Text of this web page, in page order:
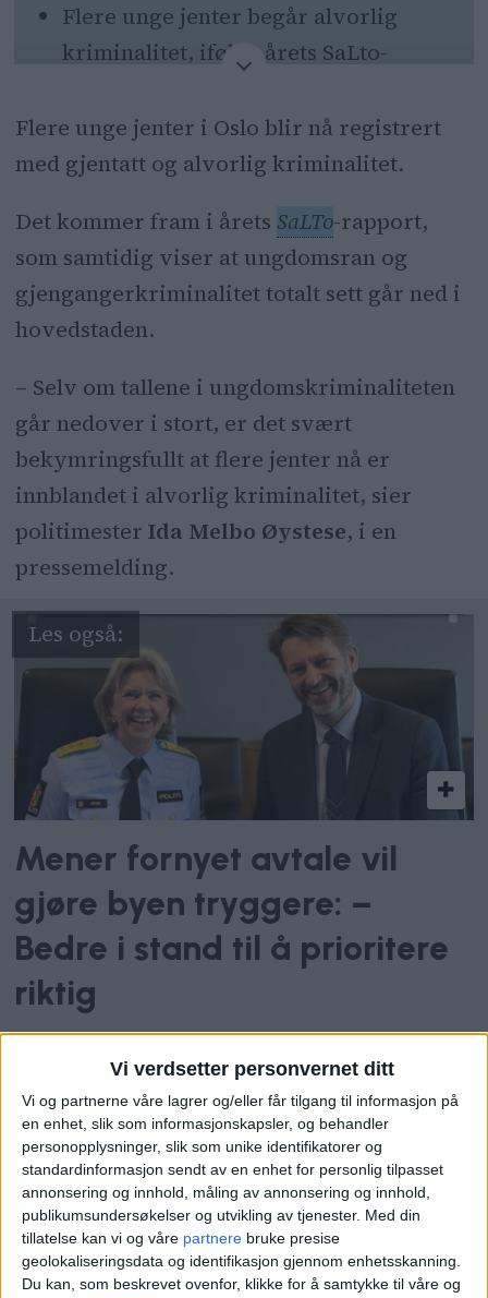
Vi verdsetter personvernet ditt
Vi og partnerne våre lagrer og/eller får tilgang til informasjon på
en enhet, slik som informasjonskapsler, og behandler
personopplysninger, slik som unike identifikatorer og
standardinformasjon sendt av en enhet for personlig tilpasset
annonsering og innhold, måling av annonsering og innhold,
publikumsundersøkelser og utvikling av tjenester. Med din
tillatelse kan vi og våre partnere bruke presise
geolokaliseringsdata og identifikasjon gjennom enhetsskanning.
Du kan, som beskrevet ovenfor, klikke for å samtykke til våre og
Flere unge jenter begår alvorlig
kriminalitet, ifølge årets SaLto-
Sosiale medier brukes til
rekruttering.
Ungdomskriminaliteten går tydelig
ned, men kriminaliteten har blitt mer
alvorlig .
Oslo kommune og Oslo politidistrikt
fortsetter med tett oppfølging av
ungdommer.
Flere unge jenter i Oslo blir nå registrert
med gjentatt og alvorlig kriminalitet.
Det kommer fram i årets SaLTo-rapport,
som samtidig viser at ungdomsran og
gjengangerkriminalitet totalt sett går ned i
hovedstaden.
– Selv om tallene i ungdomskriminaliteten
går nedover i stort, er det svært
bekymringsfullt at flere jenter nå er
innblandet i alvorlig kriminalitet, sier
politimester Ida Melbo Øystese, i en
pressemelding.
Mener fornyet avtale vil
gjøre byen tryggere: –
Bedre i stand til å prioritere
riktig
Rekrutteres på sosiale
medier
I 2025 økte antallet mindreårige jenter
registrert med gjentatt kriminalitet, ifølge
rapporten. Samtidig peker Oslo kommune